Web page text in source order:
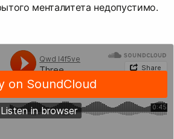
менталитета недопустимо.